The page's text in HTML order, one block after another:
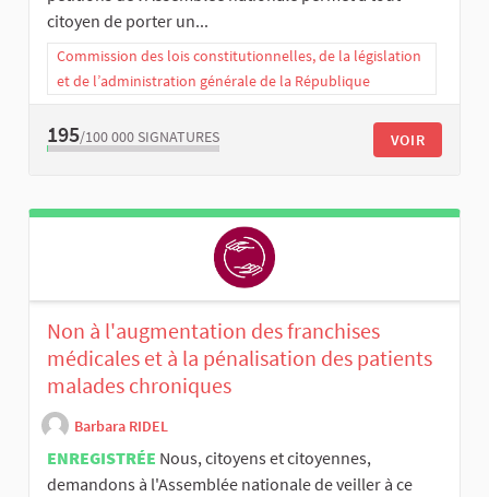
citoyen de porter un...
Commission des lois constitutionnelles, de la législation
et de l’administration générale de la République
195/100 000 SIGNATURES VOIR
Non à l'augmentation des franchises
médicales et à la pénalisation des patients
malades chroniques
Barbara RIDEL
ENREGISTRÉE Nous, citoyens et citoyennes,
demandons à l'Assemblée nationale de veiller à ce